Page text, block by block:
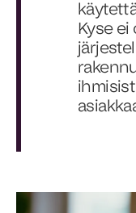
Kyse ei